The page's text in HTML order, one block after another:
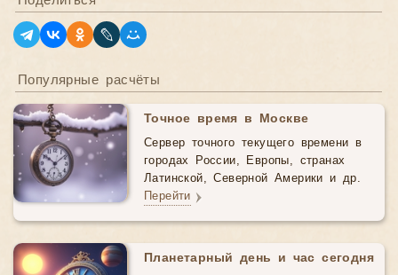
Популярные расчёты
Точное время в Москве
Сервер точного текущего времени в
городах России, Европы, странах
Латинской, Северной Америки и др.
Перейти
Планетарный день и час сегодня